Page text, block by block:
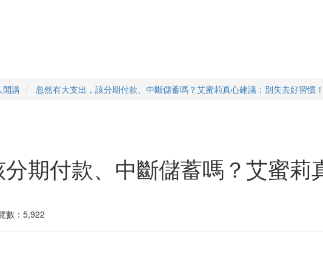
開講 忽然有大支出，該分期付款、中斷儲蓄嗎？艾蜜莉真心建議：別失去好習慣！
期付款、中斷儲蓄嗎？艾蜜莉
數：5,922